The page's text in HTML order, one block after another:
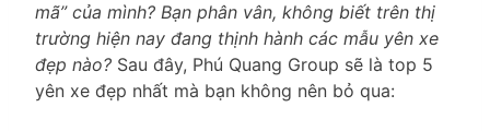
mã” của mình? Bạn phân vân, không biết trên thị
trường hiện nay đang thịnh hành các mẫu yên xe
đẹp nào? Sau đây, Phú Quang Group sẽ là top 5
yên xe đẹp nhất mà bạn không nên bỏ qua: